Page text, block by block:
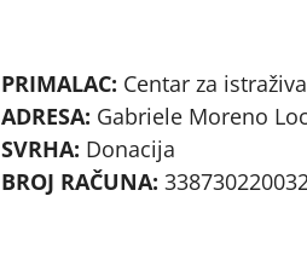
PRIMALAC: Centar za
ADRESA: Gabriele Moreno
SVRHA: Donacija
BROJ RAČUNA: